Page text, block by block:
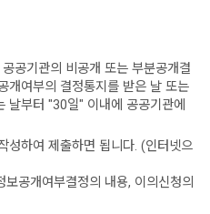
공기관의 비공개 또는 부분공개결
개여부의 결정통지를 받은 날 또는
날부터 "30일" 이내에 공공기관에
성하여 제출하면 됩니다. (인터넷으
보공개여부결정의 내용, 이의신청의